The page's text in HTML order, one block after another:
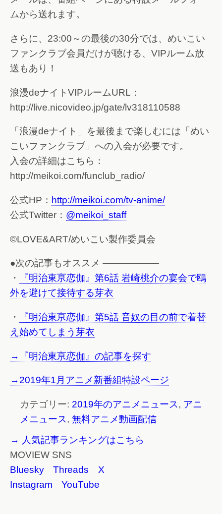
ムから送れます。
さらに、23:00～の最後の30分では、めいこい
ファンクラブ会員だけが聴ける、VIPルーム放
送もあり！
浪漫deナイトVIPルームURL：
http://live.nicovideo.jp/gate/lv318110588
「浪漫deナイト」を最後まで楽しむには「めい
こいファンクラブ」への入会が必要です。
入会の詳細はこちら：
http://meikoi.com/funclub_radio/
公式HP： http://meikoi.com/tv-anime/
公式Twitter： @meikoi_staff
©LOVE&ART/めいこい製作委員会
●次の記事もオススメ ——————
・
『明治東亰恋伽』第6話 岩崎桃介の宴会で鴎
外を避けて接待する芽衣
・
『明治東亰恋伽』第5話 音奴の目の前で着替
え始めてしまう芽衣
→『明治東亰恋伽』の記事を探す
→2019年1月アニメ新番組特設ページ
カテゴリー: 2019年のアニメニュース, アニ
メニュース, 無料アニメ動画配信
→ 人気記事ランキングはこちら
MOVIEW SNS
Bluesky
Threads
X
Instagram
YouTube